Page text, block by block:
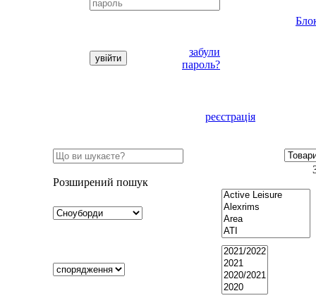
забули
пароль?
реєстрація
Розширений пошук